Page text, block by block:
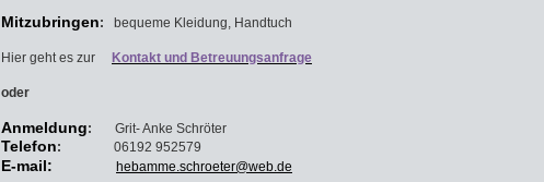
Mitzubringen: bequeme Kleidung, Handtuch
Hier geht es zur Kontakt und Betreuungsanfrage
oder
Anmeldung: Grit- Anke Schröter
Telefon: 06192 952579
E-mail: hebamme.schroeter@web.de